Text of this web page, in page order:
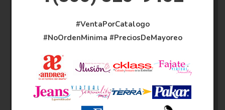
#VentaPorCatalogo
#NoOrdenMinima #PreciosDeMayoreo